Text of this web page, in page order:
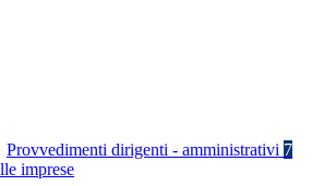
Provvedimenti dirigenti - amministrativi 7
imprese